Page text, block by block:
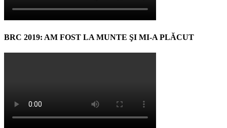
BRC 2019: AM FOST LA MUNTE ŞI MI-A PLĂCUT